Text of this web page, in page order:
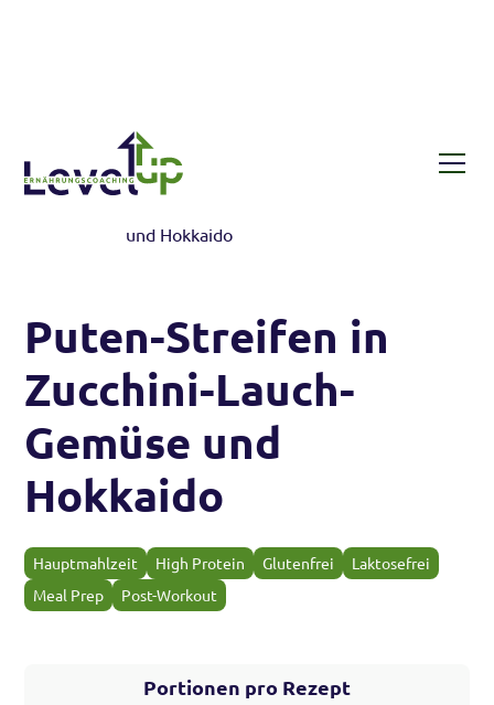
und Hokkaido
Puten-Streifen in
Zucchini-Lauch-
Gemüse und
Hokkaido
Hauptmahlzeit High Protein Glutenfrei
Laktosefrei
Meal Prep
Post-Workout
Portionen pro Rezept